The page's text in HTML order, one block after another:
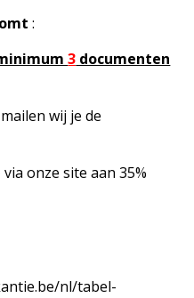
:
3 documenten
wij je de
onze site aan 35%
nl/tabel-